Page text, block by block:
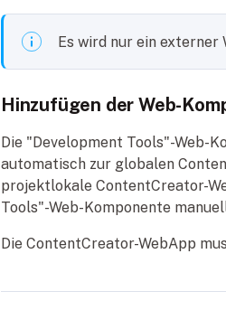
Es wird nur ein
Hinzufügen der Web-
Die "Development Tools"-Web-
automatisch zur globalen
projektlokale ContentCreator-
Tools"-Web-Komponente
Die ContentCreator-WebApp